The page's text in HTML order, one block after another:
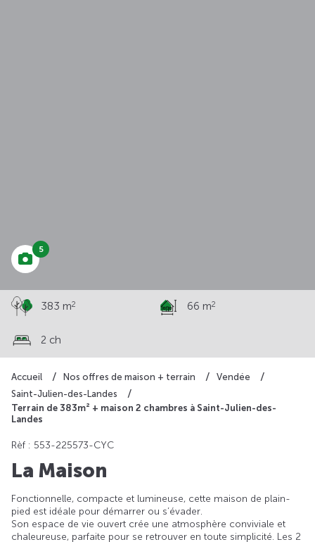
Accueil Nos offres de maison + terrain
Vendée
Saint-Julien-des-Landes
Terrain de 383m² + maison 2 chambres à Saint-Julien-des-
Landes
5
383 m2 66 m2
2 ch
Rèf : 553-225573-CYC
La Maison
Fonctionnelle, compacte et lumineuse, cette maison de plain-
pied est idéale pour démarrer ou s’évader.
Son espace de vie ouvert crée une atmosphère conviviale et
chaleureuse, parfaite pour se retrouver en toute simplicité. Les 2